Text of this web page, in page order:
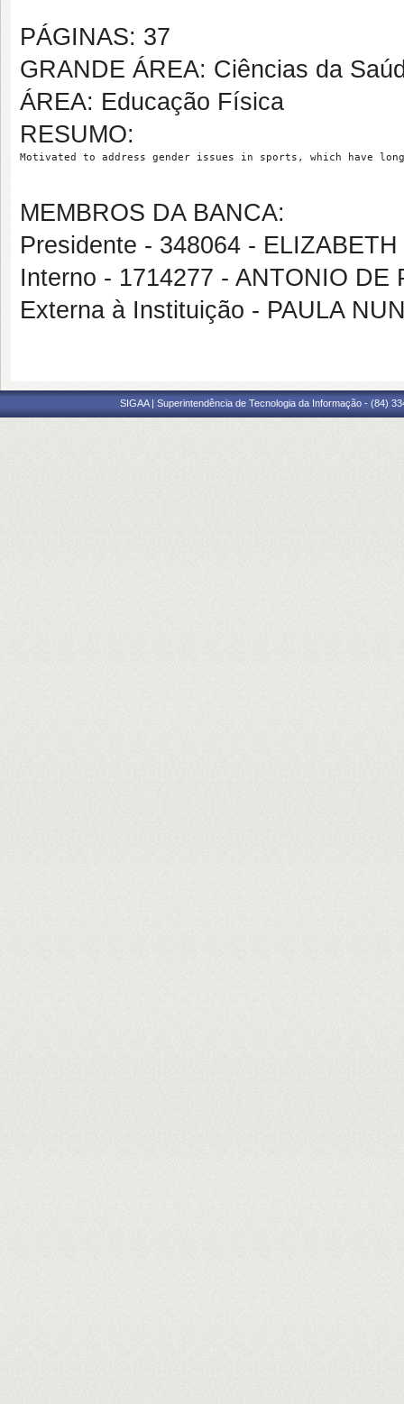
PÁGINAS: 37
GRANDE ÁREA: Ciências da
ÁREA: Educação Física
RESUMO:
Motivated to address gender issues in sports, which have
MEMBROS DA BANCA:
Presidente - 348064 -
Interno - 1714277 - ANTONIO DE
Externa à Instituição - PAULA
SIGAA | Superintendência de Tecnologia da Informação - (84)